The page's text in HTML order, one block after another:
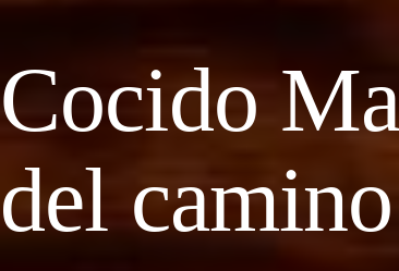
Cocido
del camino